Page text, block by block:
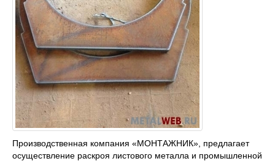
Производственная компания «МОНТАЖНИК», предлагает
осуществление раскроя листового металла и промышленной